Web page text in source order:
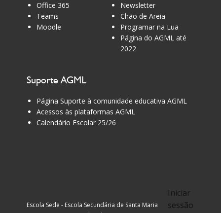
Office 365
Teams
Moodle
Newsletter
Chão de Areia
Programar na Lua
Página do AGML até
2022
Suporte AGML
Página Suporte à comunidade educativa AGML
Acessos às plataformas AGML
Calendário Escolar 25/26
Iniciar
sessão
Escola Sede - Escola Secundária de Santa Maria